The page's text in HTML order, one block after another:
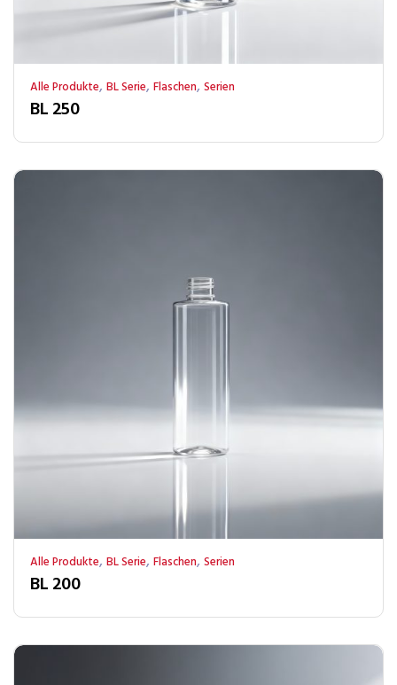
Alle Produkte, BL Serie, Flaschen, Serien
BL 250
Alle Produkte, BL Serie, Flaschen, Serien
BL 200